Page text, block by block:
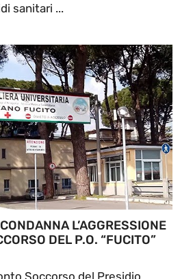
sanitari ...
L’AGGRESSIONE
DEL P.O. “FUCITO”
Soccorso del Presidio